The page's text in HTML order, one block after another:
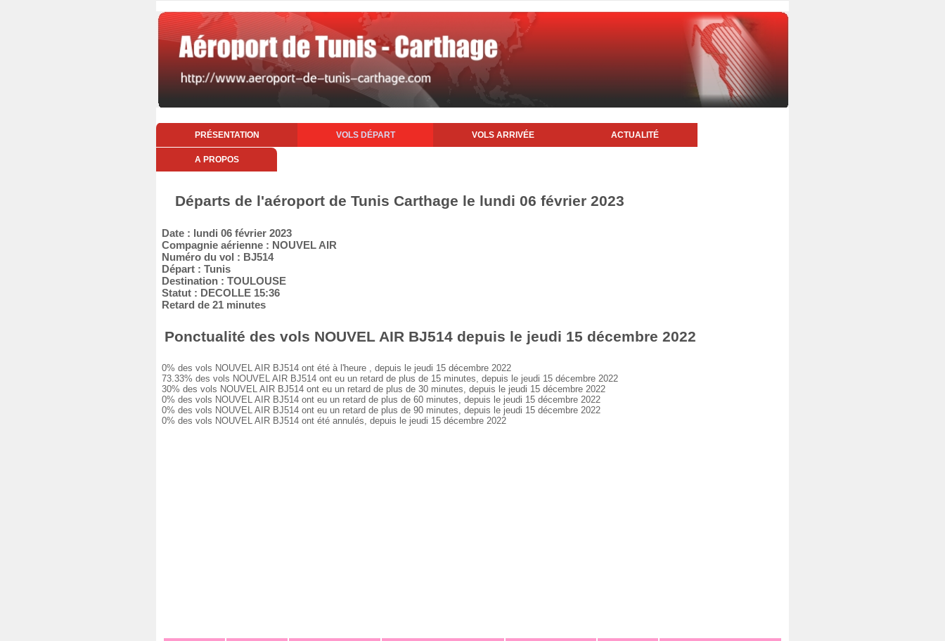
PRÉSENTATION VOLS DÉPART VOLS ARRIVÉE ACTUALITÉ
A PROPOS
Départs de l'aéroport de Tunis Carthage le lundi 06 février 2023
Date : lundi 06 février 2023
Compagnie aérienne : NOUVEL AIR
Numéro du vol : BJ514
Départ : Tunis
Destination : TOULOUSE
Statut : DECOLLE 15:36
Retard de 21 minutes
Ponctualité des vols NOUVEL AIR BJ514 depuis le jeudi 15 décembre 2022
0% des vols NOUVEL AIR BJ514 ont été à l'heure , depuis le jeudi 15 décembre 2022
73.33% des vols NOUVEL AIR BJ514 ont eu un retard de plus de 15 minutes, depuis le jeudi 15 décembre 2022
30% des vols NOUVEL AIR BJ514 ont eu un retard de plus de 30 minutes, depuis le jeudi 15 décembre 2022
0% des vols NOUVEL AIR BJ514 ont eu un retard de plus de 60 minutes, depuis le jeudi 15 décembre 2022
0% des vols NOUVEL AIR BJ514 ont eu un retard de plus de 90 minutes, depuis le jeudi 15 décembre 2022
0% des vols NOUVEL AIR BJ514 ont été annulés, depuis le jeudi 15 décembre 2022